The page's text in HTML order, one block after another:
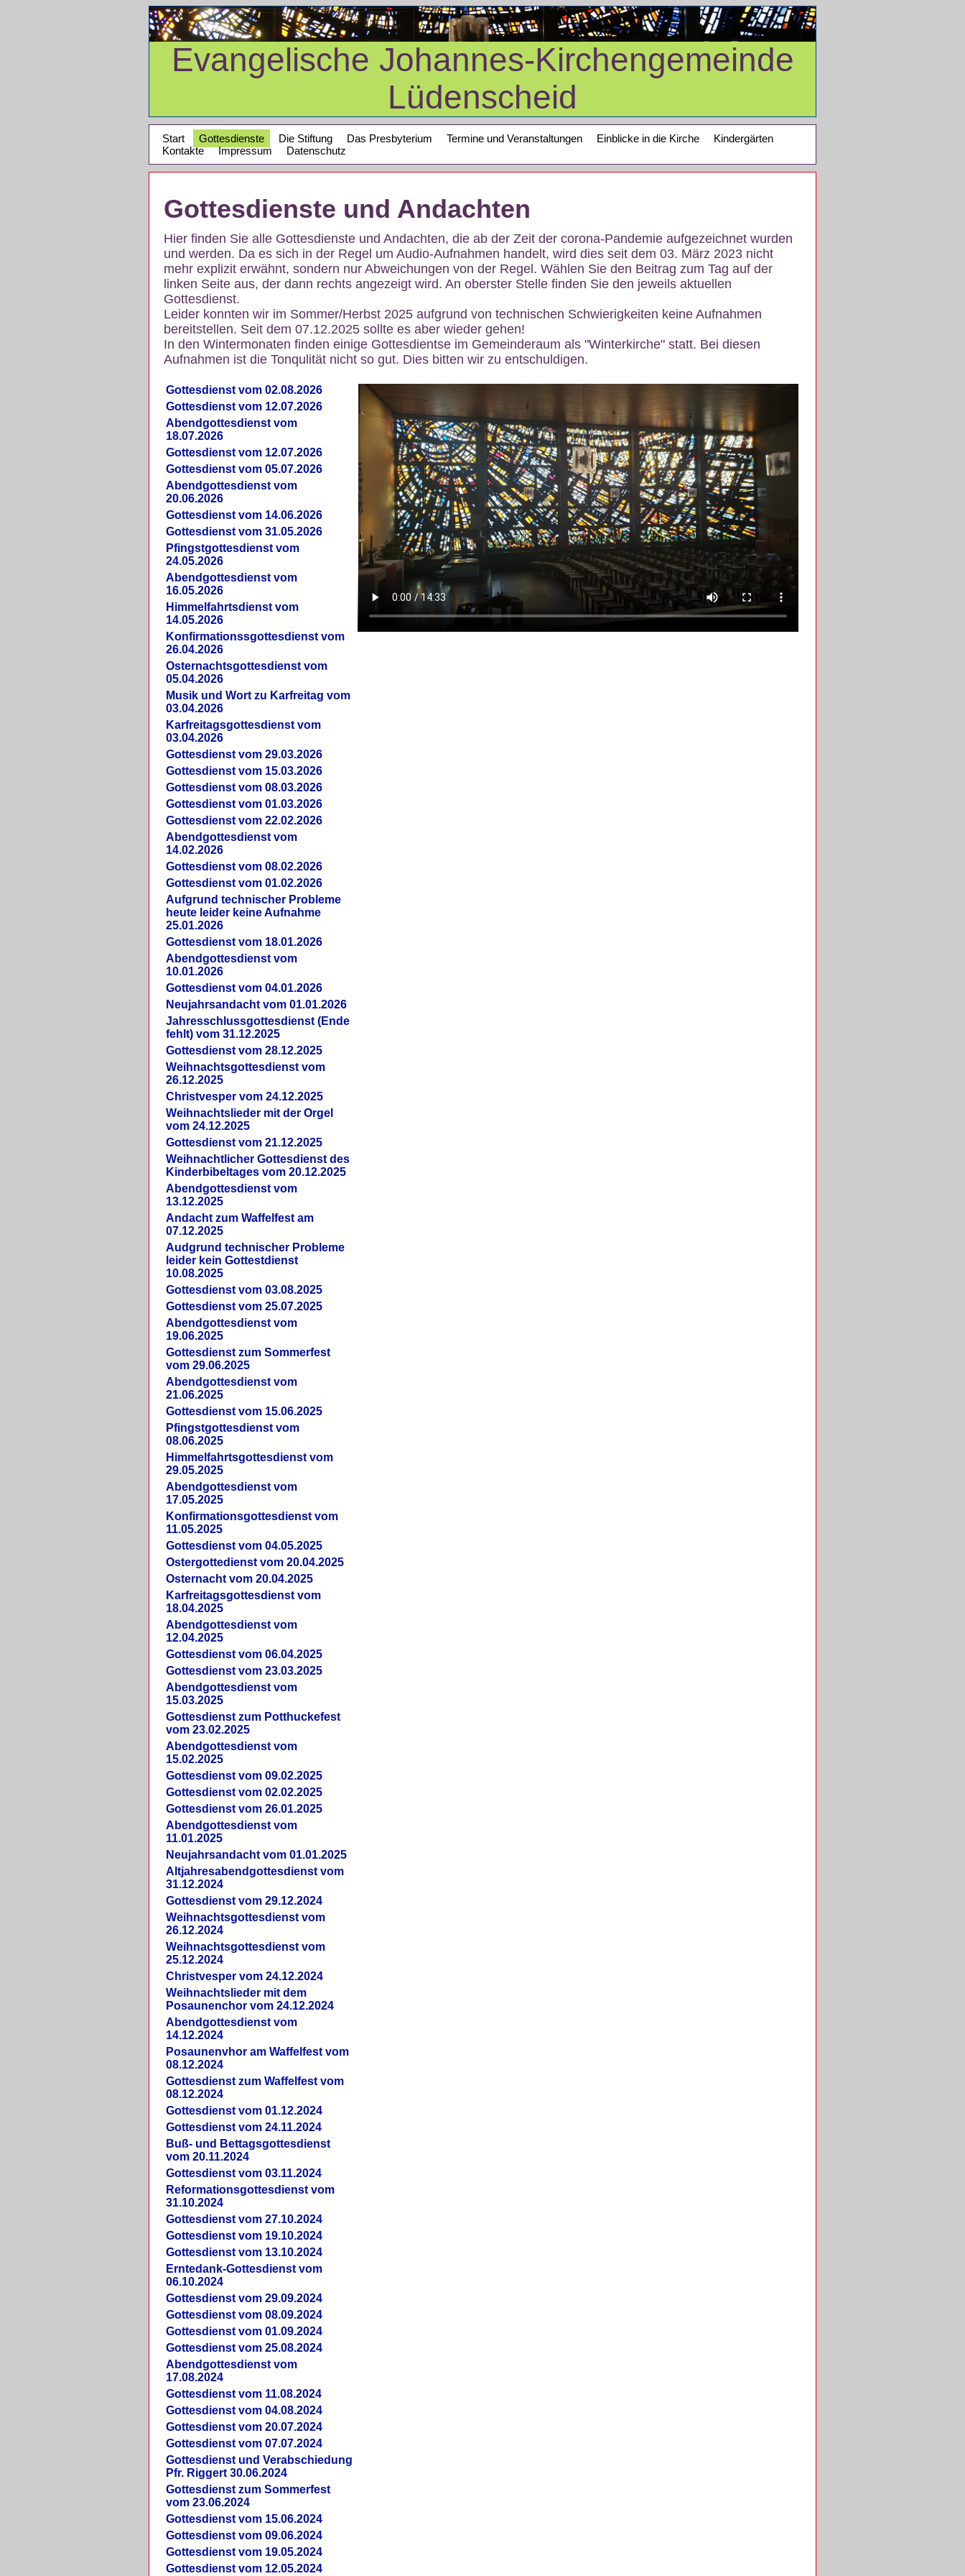
Evangelische Johannes-Kirchengemeinde
Lüdenscheid
Start Gottesdienste Die Stiftung Das Presbyterium Termine und Veranstaltungen Einblicke in die Kirche
Kindergärten
Kontakte
Impressum Datenschutz
Gottesdienste und Andachten
Hier finden Sie alle Gottesdienste und Andachten, die ab der Zeit der corona-Pandemie aufgezeichnet wurden
und werden. Da es sich in der Regel um Audio-Aufnahmen handelt, wird dies seit dem 03. März 2023 nicht
mehr explizit erwähnt, sondern nur Abweichungen von der Regel. Wählen Sie den Beitrag zum Tag auf der
linken Seite aus, der dann rechts angezeigt wird. An oberster Stelle finden Sie den jeweils aktuellen
Gottesdienst.
Leider konnten wir im Sommer/Herbst 2025 aufgrund von technischen Schwierigkeiten keine Aufnahmen
bereitstellen. Seit dem 07.12.2025 sollte es aber wieder gehen!
In den Wintermonaten finden einige Gottesdientse im Gemeinderaum als "Winterkirche" statt. Bei diesen
Aufnahmen ist die Tonqulität nicht so gut. Dies bitten wir zu entschuldigen.
Gottesdienst vom 02.08.2026
Gottesdienst vom 12.07.2026
Abendgottesdienst vom
18.07.2026
Gottesdienst vom 12.07.2026
Gottesdienst vom 05.07.2026
Abendgottesdienst vom
20.06.2026
Gottesdienst vom 14.06.2026
Gottesdienst vom 31.05.2026
Pfingstgottesdienst vom
24.05.2026
Abendgottesdienst vom
16.05.2026
Himmelfahrtsdienst vom
14.05.2026
Konfirmationssgottesdienst vom
26.04.2026
Osternachtsgottesdienst vom
05.04.2026
Musik und Wort zu Karfreitag vom
03.04.2026
Karfreitagsgottesdienst vom
03.04.2026
Gottesdienst vom 29.03.2026
Gottesdienst vom 15.03.2026
Gottesdienst vom 08.03.2026
Gottesdienst vom 01.03.2026
Gottesdienst vom 22.02.2026
Abendgottesdienst vom
14.02.2026
Gottesdienst vom 08.02.2026
Gottesdienst vom 01.02.2026
Aufgrund technischer Probleme
heute leider keine Aufnahme
25.01.2026
Gottesdienst vom 18.01.2026
Abendgottesdienst vom
10.01.2026
Gottesdienst vom 04.01.2026
Neujahrsandacht vom 01.01.2026
Jahresschlussgottesdienst (Ende
fehlt) vom 31.12.2025
Gottesdienst vom 28.12.2025
Weihnachtsgottesdienst vom
26.12.2025
Christvesper vom 24.12.2025
Weihnachtslieder mit der Orgel
vom 24.12.2025
Gottesdienst vom 21.12.2025
Weihnachtlicher Gottesdienst des
Kinderbibeltages vom 20.12.2025
Abendgottesdienst vom
13.12.2025
Andacht zum Waffelfest am
07.12.2025
Audgrund technischer Probleme
leider kein Gottestdienst
10.08.2025
Gottesdienst vom 03.08.2025
Gottesdienst vom 25.07.2025
Abendgottesdienst vom
19.06.2025
Gottesdienst zum Sommerfest
vom 29.06.2025
Abendgottesdienst vom
21.06.2025
Gottesdienst vom 15.06.2025
Pfingstgottesdienst vom
08.06.2025
Himmelfahrtsgottesdienst vom
29.05.2025
Abendgottesdienst vom
17.05.2025
Konfirmationsgottesdienst vom
11.05.2025
Gottesdienst vom 04.05.2025
Ostergottedienst vom 20.04.2025
Osternacht vom 20.04.2025
Karfreitagsgottesdienst vom
18.04.2025
Abendgottesdienst vom
12.04.2025
Gottesdienst vom 06.04.2025
Gottesdienst vom 23.03.2025
Abendgottesdienst vom
15.03.2025
Gottesdienst zum Potthuckefest
vom 23.02.2025
Abendgottesdienst vom
15.02.2025
Gottesdienst vom 09.02.2025
Gottesdienst vom 02.02.2025
Gottesdienst vom 26.01.2025
Abendgottesdienst vom
11.01.2025
Neujahrsandacht vom 01.01.2025
Altjahresabendgottesdienst vom
31.12.2024
Gottesdienst vom 29.12.2024
Weihnachtsgottesdienst vom
26.12.2024
Weihnachtsgottesdienst vom
25.12.2024
Christvesper vom 24.12.2024
Weihnachtslieder mit dem
Posaunenchor vom 24.12.2024
Abendgottesdienst vom
14.12.2024
Posaunenvhor am Waffelfest vom
08.12.2024
Gottesdienst zum Waffelfest vom
08.12.2024
Gottesdienst vom 01.12.2024
Gottesdienst vom 24.11.2024
Buß- und Bettagsgottesdienst
vom 20.11.2024
Gottesdienst vom 03.11.2024
Reformationsgottesdienst vom
31.10.2024
Gottesdienst vom 27.10.2024
Gottesdienst vom 19.10.2024
Gottesdienst vom 13.10.2024
Erntedank-Gottesdienst vom
06.10.2024
Gottesdienst vom 29.09.2024
Gottesdienst vom 08.09.2024
Gottesdienst vom 01.09.2024
Gottesdienst vom 25.08.2024
Abendgottesdienst vom
17.08.2024
Gottesdienst vom 11.08.2024
Gottesdienst vom 04.08.2024
Gottesdienst vom 20.07.2024
Gottesdienst vom 07.07.2024
Gottesdienst und Verabschiedung
Pfr. Riggert 30.06.2024
Gottesdienst zum Sommerfest
vom 23.06.2024
Gottesdienst vom 15.06.2024
Gottesdienst vom 09.06.2024
Gottesdienst vom 19.05.2024
Gottesdienst vom 12.05.2024